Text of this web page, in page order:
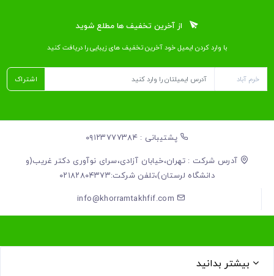
از آخرین تخفیف ها مطلع شوید
با وارد کردن ایمیل خود آخرین تخفیف ‌های زیبایی را دریافت کنید
اشتراک
پشتیبانی : ۰۹۱۲۳۷۷۷۳۸۴
آدرس شرکت : تهران،خیابان آزادی،سرای نوآوری دکتر غریب(و
دانشگاه لرستان)،تلفن شرکت:۰۲۱۸۲۸۰۴۳۷۳
info@khorramtakhfif.com
بیشتر بدانید